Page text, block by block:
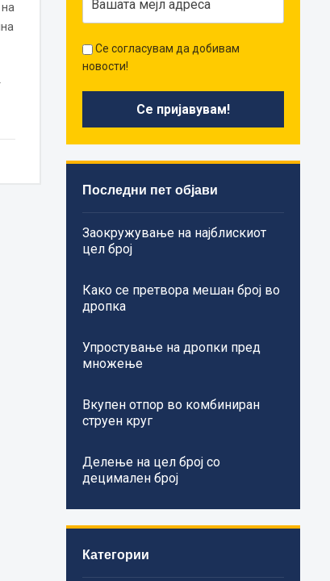
Се согласувам да добивам
новости!
Последни пет објави
Заокружување на најблискиот
цел број
Како се претвора мешан број во
дропка
Упростување на дропки пред
множење
Вкупен отпор во комбиниран
струен круг
Делење на цел број со
децимален број
Категории